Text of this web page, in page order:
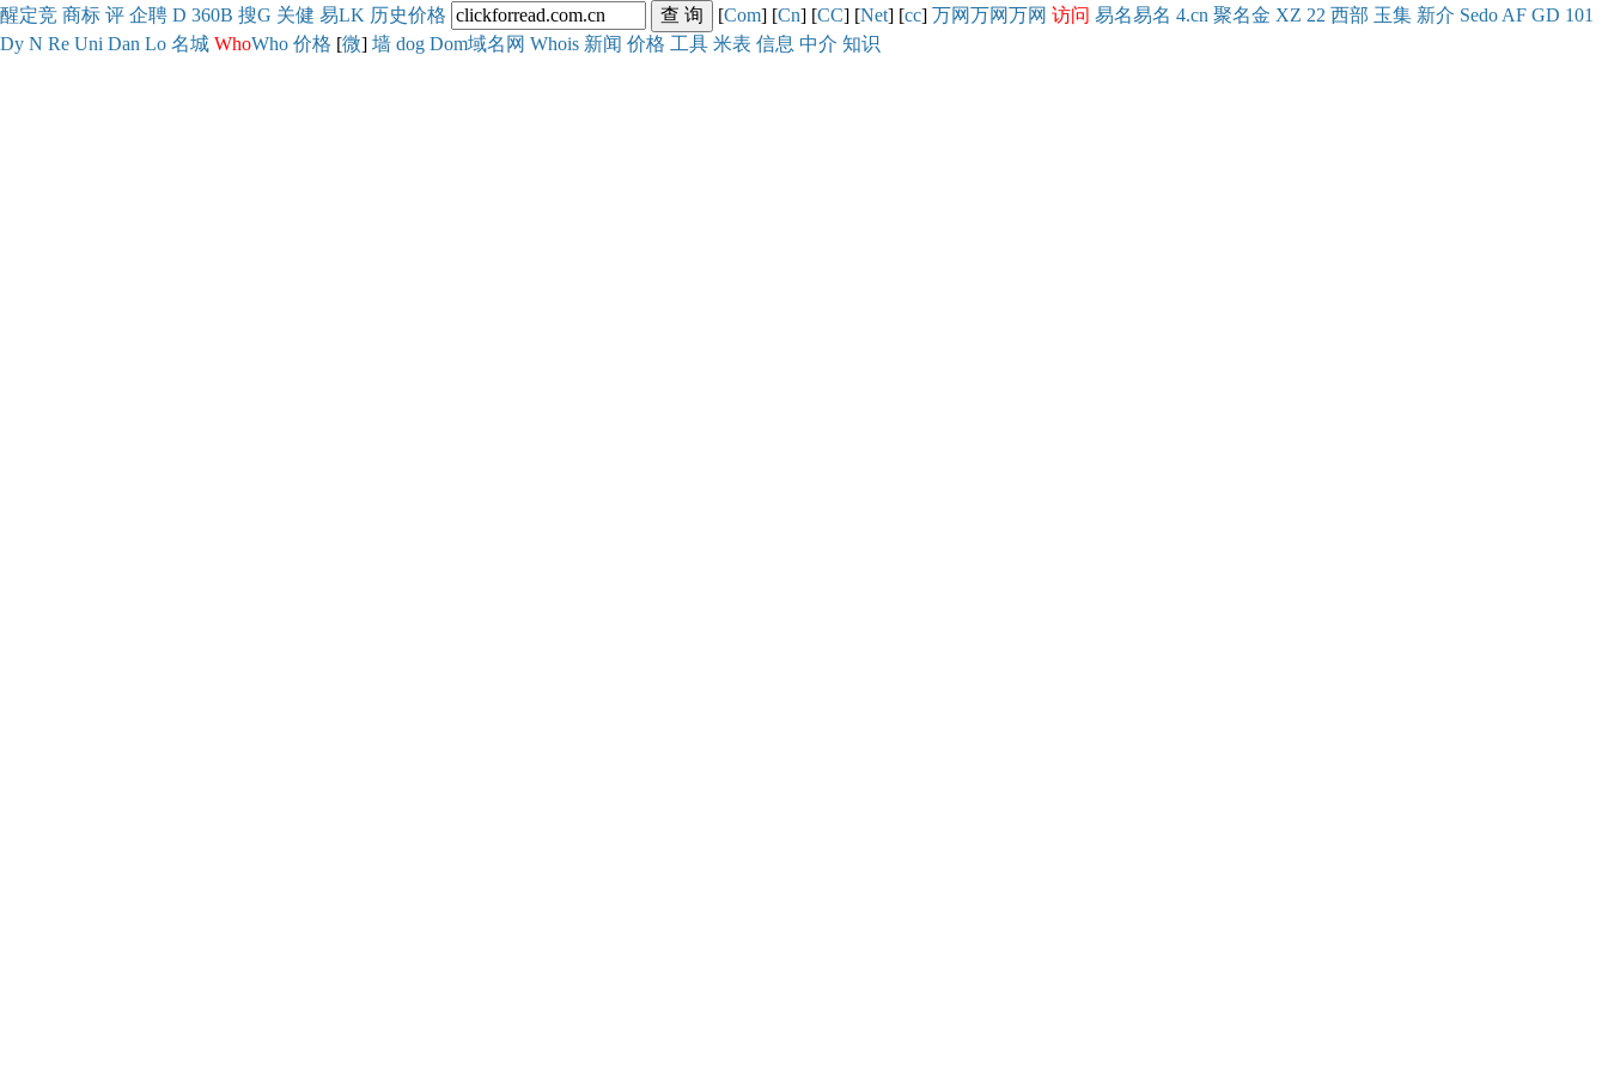
醒定竞 商标 评 企聘 D 360B 搜G 关健 易LK 历史价格 [Com] [Cn] [CC] [Net] [cc] 万网万网万网 访问 易名易名 4.cn 聚名金 XZ 22 西部 玉集 新介 Sedo AF GD 101
Dy N Re Uni Dan Lo 名城 WhoWho 价格 [微] 墙 dog Dom域名网 Whois 新闻 价格 工具 米表 信息 中介 知识